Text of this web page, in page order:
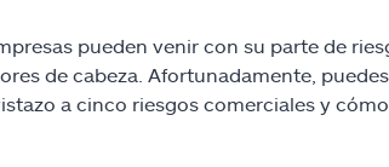
pueden venir con su parte de
de cabeza. Afortunadamente,
a cinco riesgos comerciales y